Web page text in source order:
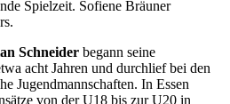
Spielzeit. Sofiene Bräuner
Schneider begann seine
acht Jahren und durchlief bei den
Jugendmannschaften. In Essen
von der U18 bis zur U20 in